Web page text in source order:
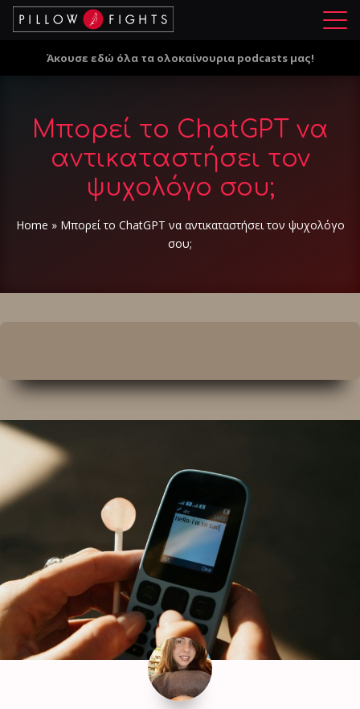
Μ
ο
Άκουσε εδώ όλα τα ολοκαίνουρια podcasts μας!
Μπορεί το ChatGPT να
αντικαταστήσει τον
ψυχολόγο σου;
Home » Μπορεί το ChatGPT να αντικαταστήσει τον ψυχολόγο
σου;